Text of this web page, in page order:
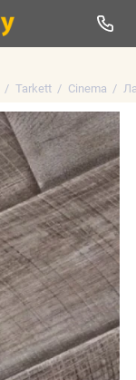
Tarkett Cinema